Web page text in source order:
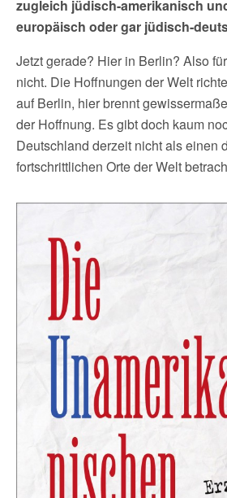
zugleich jüdisch-amerikanisch
europäisch oder gar jüdisch-
Jetzt gerade? Hier in Berlin? Also
nicht. Die Hoffnungen der Welt
auf Berlin, hier brennt
der Hoffnung. Es gibt doch kaum
Deutschland derzeit nicht als einen
fortschrittlichen Orte der Welt